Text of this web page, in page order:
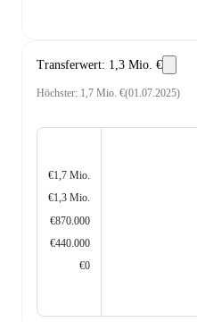
Transferwert: 1,3 Mio. €
Höchster: 1,7 Mio. €(01.07.2025)
€1,7 Mio.
€1,3 Mio.
€870.000
€440.000
€0